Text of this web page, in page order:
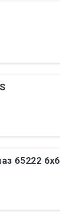
65222 6х6